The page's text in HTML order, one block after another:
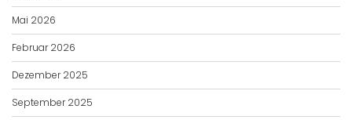
Mai 2026
Februar 2026
Dezember 2025
September 2025